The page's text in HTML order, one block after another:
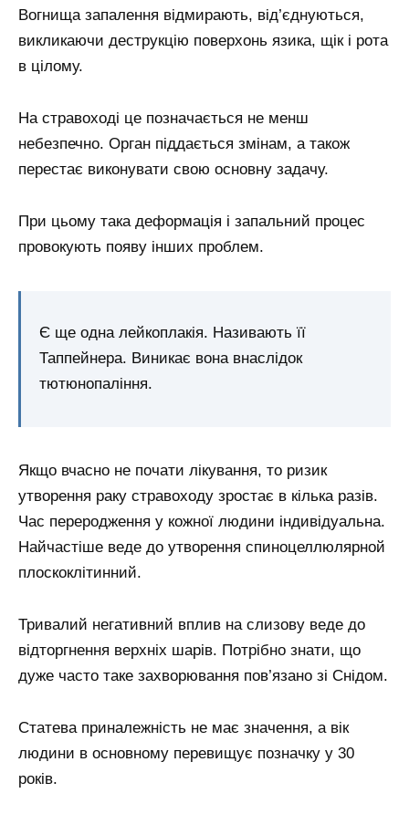
Вогнища запалення відмирають, від’єднуються,
викликаючи деструкцію поверхонь язика, щік і рота
в цілому.
На стравоході це позначається не менш
небезпечно. Орган піддається змінам, а також
перестає виконувати свою основну задачу.
При цьому така деформація і запальний процес
провокують появу інших проблем.
Є ще одна лейкоплакія. Називають її
Таппейнера. Виникає вона внаслідок
тютюнопаління.
Якщо вчасно не почати лікування, то ризик
утворення раку стравоходу зростає в кілька разів.
Час переродження у кожної людини індивідуальна.
Найчастіше веде до утворення спиноцеллюлярной
плоскоклітинний.
Тривалий негативний вплив на слизову веде до
відторгнення верхніх шарів. Потрібно знати, що
дуже часто таке захворювання пов’язано зі Снідом.
Статева приналежність не має значення, а вік
людини в основному перевищує позначку у 30
років.